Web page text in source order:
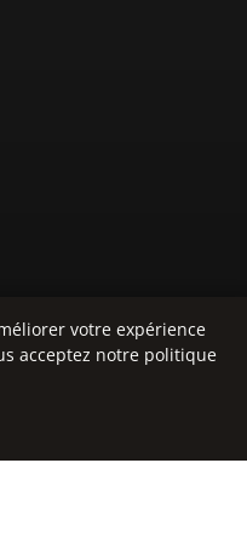
votre expérience
acceptez notre politique